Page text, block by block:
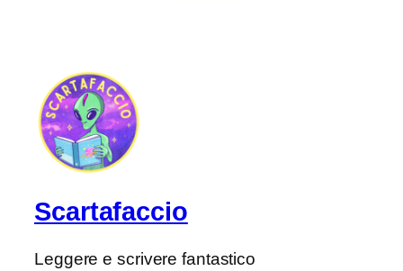
Scartafaccio
Leggere e scrivere fantastico